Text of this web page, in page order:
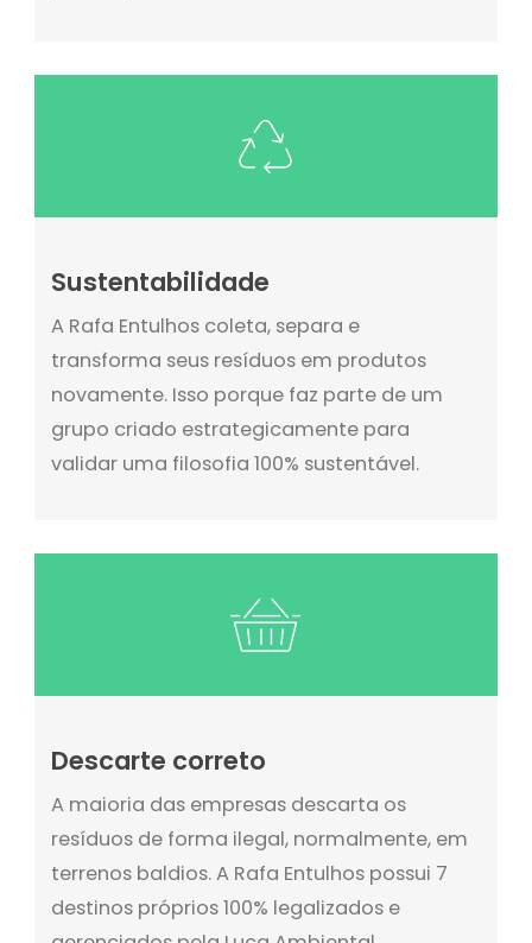
Sustentabilidade
A Rafa Entulhos coleta, separa e
transforma seus resíduos em produtos
novamente. Isso porque faz parte de um
grupo criado estrategicamente para
validar uma filosofia 100% sustentável.
Descarte correto
A maioria das empresas descarta os
resíduos de forma ilegal, normalmente, em
terrenos baldios. A Rafa Entulhos possui 7
destinos próprios 100% legalizados e